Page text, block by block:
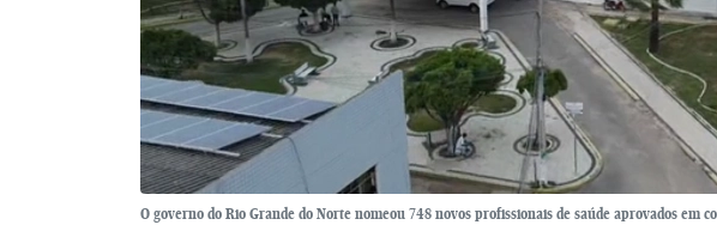
O governo do Rio Grande do Norte nomeou 748 novos profissionais de saúde aprovados em